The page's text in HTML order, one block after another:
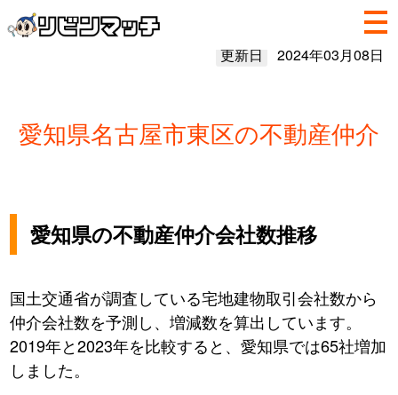
更新日 2024年03月08日
愛知県名古屋市東区の不動産仲介
愛知県の不動産仲介会社数推移
国土交通省が調査している宅地建物取引会社数から
仲介会社数を予測し、増減数を算出しています。
2019年と2023年を比較すると、愛知県では65社増加
しました。